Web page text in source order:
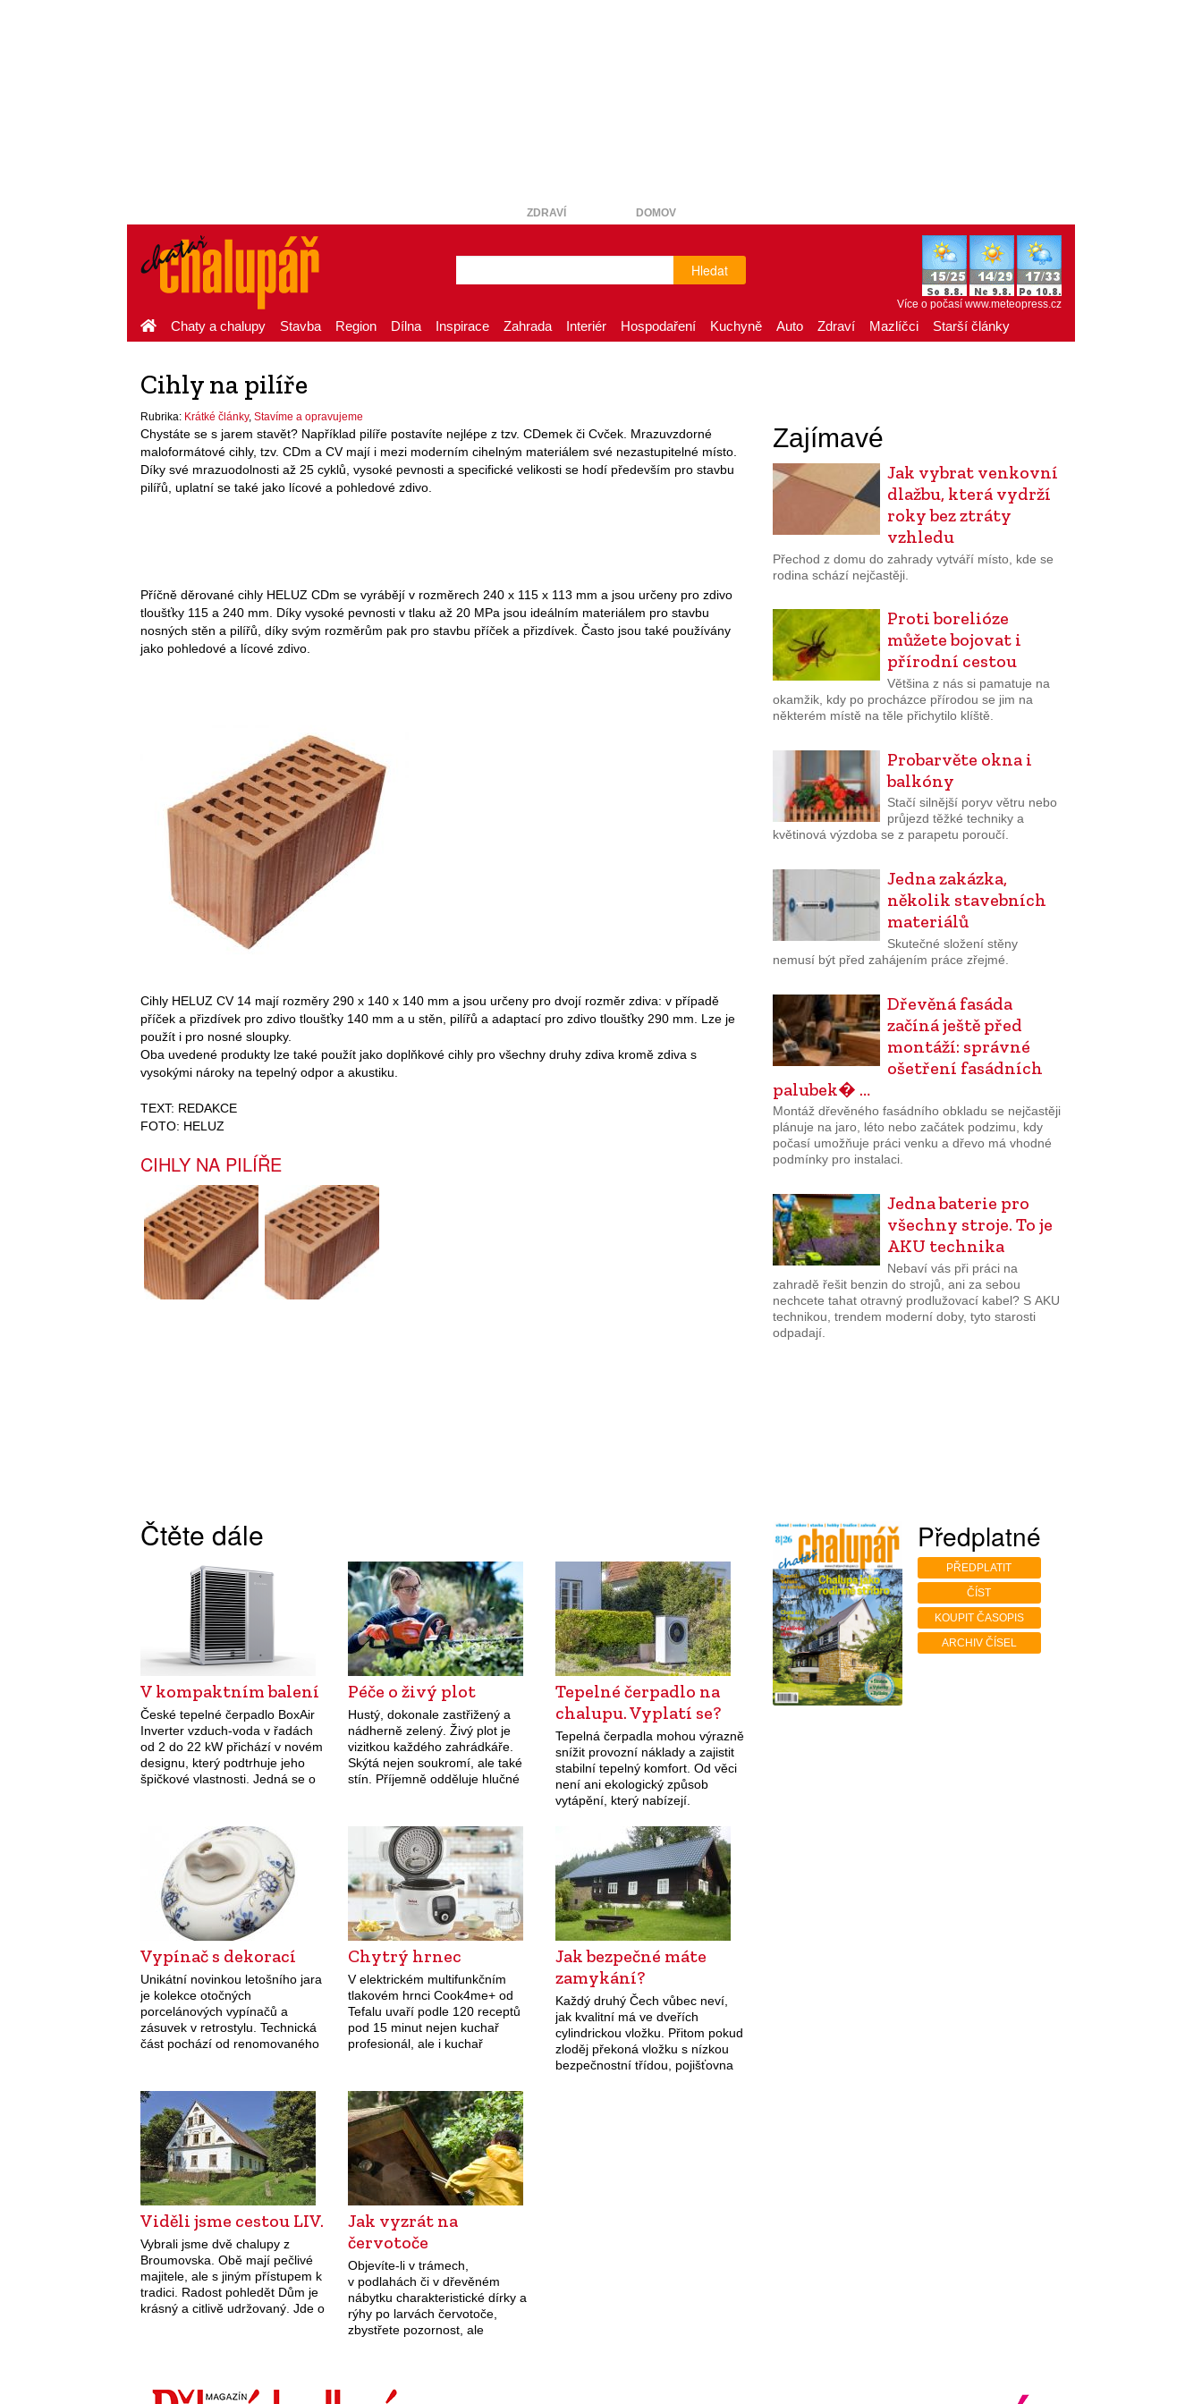
ZDRAVÍ DOMOV
Hledat
Více o počasí www.meteopress.cz
Chaty a chalupy Stavba Region Dílna Inspirace Zahrada Interiér Hospodaření Kuchyně Auto Zdraví Mazlíčci Starší články
Cihly na pilíře
Rubrika: Krátké články, Stavíme a opravujeme
Chystáte se s jarem stavět? Například pilíře postavíte nejlépe z tzv. CDemek či Cvček. Mrazuvzdorné
maloformátové cihly, tzv. CDm a CV mají i mezi moderním cihelným materiálem své nezastupitelné místo.
Díky své mrazuodolnosti až 25 cyklů, vysoké pevnosti a specifické velikosti se hodí především pro stavbu
pilířů, uplatní se také jako lícové a pohledové zdivo.
Příčně děrované cihly HELUZ CDm se vyrábějí v rozměrech 240 x 115 x 113 mm a jsou určeny pro zdivo
tloušťky 115 a 240 mm. Díky vysoké pevnosti v tlaku až 20 MPa jsou ideálním materiálem pro stavbu
nosných stěn a pilířů, díky svým rozměrům pak pro stavbu příček a přizdívek. Často jsou také používány
jako pohledové a lícové zdivo.
Cihly HELUZ CV 14 mají rozměry 290 x 140 x 140 mm a jsou určeny pro dvojí rozměr zdiva: v případě
příček a přizdívek pro zdivo tloušťky 140 mm a u stěn, pilířů a adaptací pro zdivo tloušťky 290 mm. Lze je
použít i pro nosné sloupky.
Oba uvedené produkty lze také použít jako doplňkové cihly pro všechny druhy zdiva kromě zdiva s
vysokými nároky na tepelný odpor a akustiku.
TEXT: REDAKCE
FOTO: HELUZ
CIHLY NA PILÍŘE
Zajímavé
Jak vybrat venkovní
dlažbu, která vydrží
roky bez ztráty
vzhledu
Přechod z domu do zahrady vytváří místo, kde se
rodina schází nejčastěji.
Proti borelióze
můžete bojovat i
přírodní cestou
Většina z nás si pamatuje na
okamžik, kdy po procházce přírodou se jim na
některém místě na těle přichytilo klíště.
Probarvěte okna i
balkóny
Stačí silnější poryv větru nebo
průjezd těžké techniky a
květinová výzdoba se z parapetu poroučí.
Jedna zakázka,
několik stavebních
materiálů
Skutečné složení stěny
nemusí být před zahájením práce zřejmé.
Dřevěná fasáda
začíná ještě před
montáží: správné
ošetření fasádních
palubek� …
Montáž dřevěného fasádního obkladu se nejčastěji
plánuje na jaro, léto nebo začátek podzimu, kdy
počasí umožňuje práci venku a dřevo má vhodné
podmínky pro instalaci.
Jedna baterie pro
všechny stroje. To je
AKU technika
Nebaví vás při práci na
zahradě řešit benzin do strojů, ani za sebou
nechcete tahat otravný prodlužovací kabel? S AKU
technikou, trendem moderní doby, tyto starosti
odpadají.
Čtěte dále
V kompaktním balení
České tepelné čerpadlo BoxAir
Inverter vzduch-voda v řadách
od 2 do 22 kW přichází v novém
designu, který podtrhuje jeho
špičkové vlastnosti. Jedná se o
(A+++). Od…
Péče o živý plot
Hustý, dokonale zastřižený a
nádherně zelený. Živý plot je
vizitkou každého zahrádkáře.
Skýtá nejen soukromí, ale také
stín. Příjemně odděluje hlučné
Tepelné čerpadlo na
chalupu. Vyplatí se?
Tepelná čerpadla mohou výrazně
snížit provozní náklady a zajistit
stabilní tepelný komfort. Od věci
není ani ekologický způsob
vytápění, který nabízejí.
Vypínač s dekorací
Unikátní novinkou letošního jara
je kolekce otočných
porcelánových vypínačů a
zásuvek v retrostylu. Technická
část pochází od renomovaného
obohacuje o romantické
dekorace. V nabídce firmy
Sekar…
Chytrý hrnec
V elektrickém multifunkčním
tlakovém hrnci Cook4me+ od
Tefalu uvaří podle 120 receptů
pod 15 minut nejen kuchař
profesionál, ale i kuchař
rýžovar či parní hrnec. 7 699…
Jak bezpečné máte
zamykání?
Každý druhý Čech vůbec neví,
jak kvalitní má ve dveřích
cylindrickou vložku. Přitom pokud
zloděj překoná vložku s nízkou
bezpečnostní třídou, pojišťovna
Viděli jsme cestou LIV.
Vybrali jsme dvě chalupy z
Broumovska. Obě mají pečlivé
majitele, ale s jiným přístupem k
tradici. Radost pohledět Dům je
krásný a citlivě udržovaný. Jde o
Jak vyzrát na
červotoče
Objevíte-li v trámech,
v podlahách či v dřevěném
nábytku charakteristické dírky a
rýhy po larvách červotoče,
zbystřete pozornost, ale
Předplatné
PŘEDPLATIT
ČÍST
KOUPIT ČASOPIS
ARCHIV ČÍSEL